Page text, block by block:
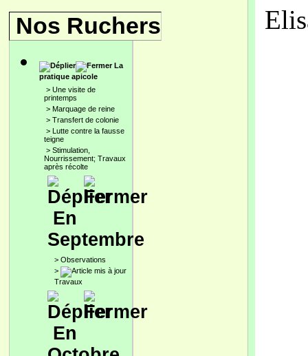
Nos Ruchers
La
pratique apicole
> Une visite de
printemps
> Marquage de reine
> Transfert de colonie
> Lutte contre la fausse
teigne
> Stimulation,
Nourrissement; Travaux
après récolte
En
Septembre
> Observations
>
Travaux
En